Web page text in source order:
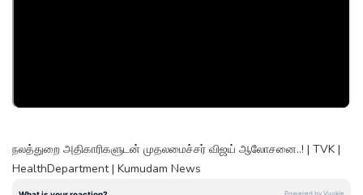
நலத்துறை அதிகாரிகளுடன் முதலமைச்சர் விஜய் ஆலோசனை..! | TVK |
HealthDepartment | Kumudam News